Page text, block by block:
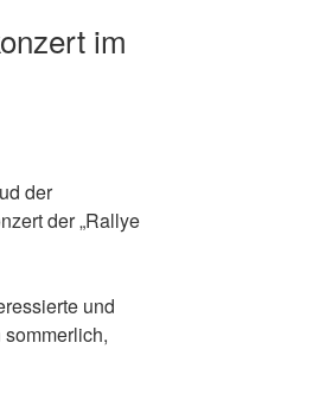
im
der
der „Rallye
und